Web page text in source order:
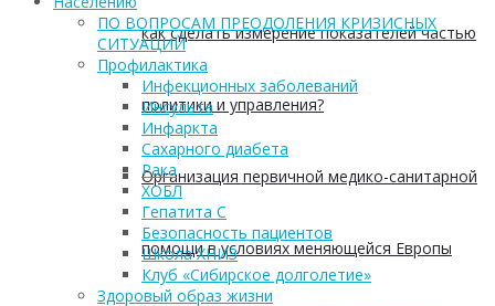
как сделать измерение показателей частью
политики и управления?
Организация первичной медико-санитарной
помощи в условиях меняющейся Европы
ПО ВОПРОСАМ ПРЕОДОЛЕНИЯ КРИЗИСНЫХ
СИТУАЦИЙ
Профилактика
Инфекционных заболеваний
Инсульта
Инфаркта
Сахарного диабета
Рака
ХОБЛ
Гепатита С
Безопасность пациентов
Школа ХНИЗ
Клуб «Сибирское долголетие»
Здоровый образ жизни